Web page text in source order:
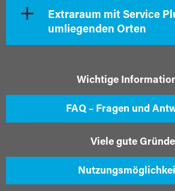
Extraraum mit Service
umliegenden Orten
Wichtige
FAQ – Fragen und
Viele gute